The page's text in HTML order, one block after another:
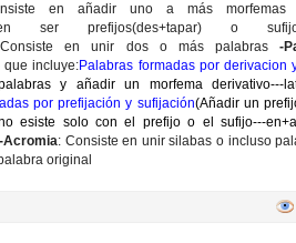
en añadir uno a más morfemas
ser prefijos(des+tapar) o
en unir dos o más palabras-
que incluye:Palabras formadas por derivacion
y añadir un morfema derivativo---
por prefijación y sufijación(Añadir un
esiste solo con el prefijo o el sufijo---
-Acromia: Consiste en unir silabas o incluso
original